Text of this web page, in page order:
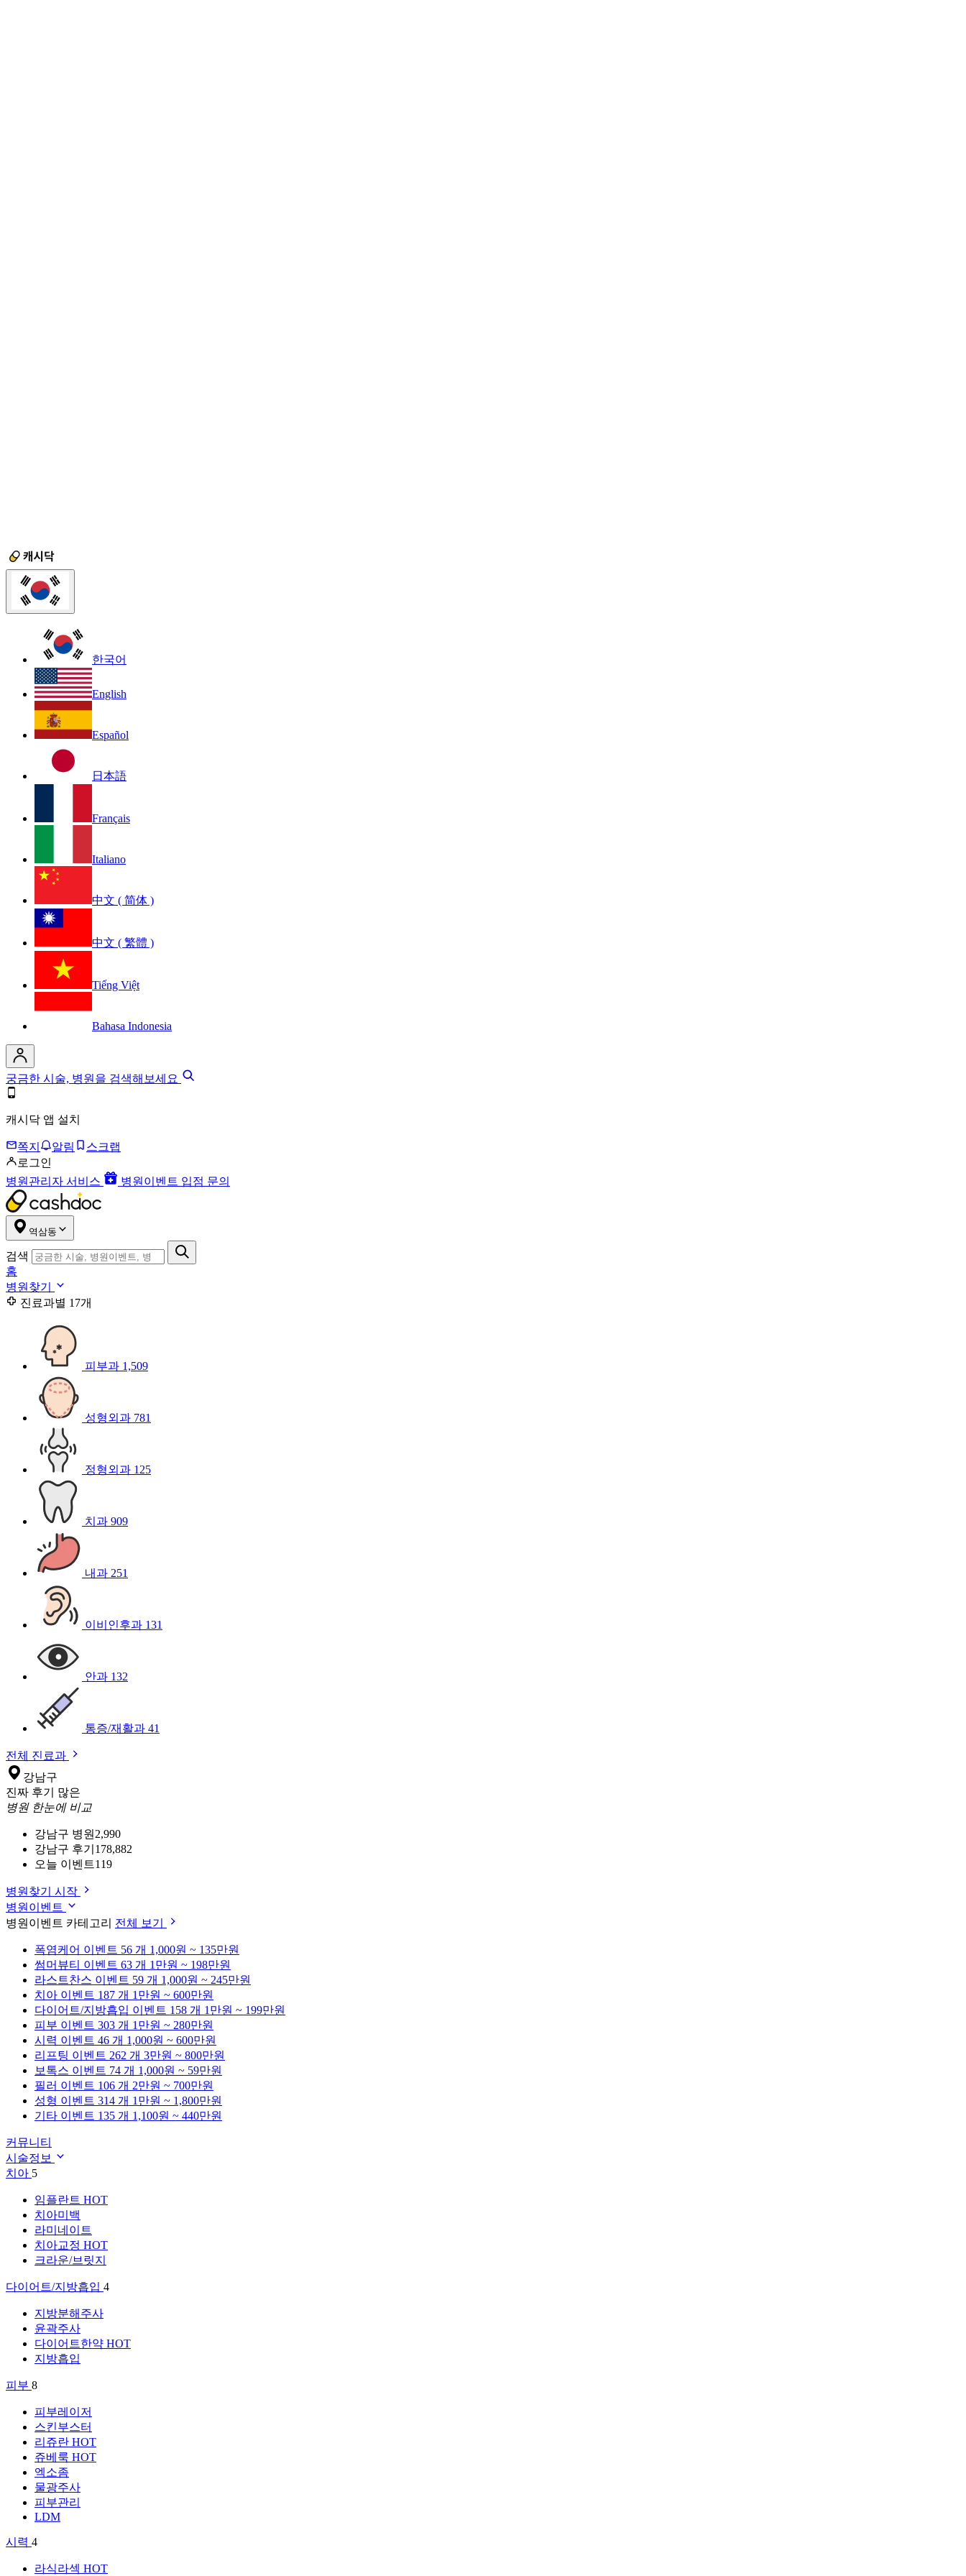
한국어
English
Español
日本語
Français
Italiano
中文 ( 简体 )
中文 ( 繁體 )
Tiếng Việt
Bahasa Indonesia
궁금한 시술, 병원을 검색해보세요
캐시닥 앱 설치
쪽지 알림
스크랩
로그인
병원관리자 서비스
병원이벤트 입점 문의
역삼동
검색
홈
병원찾기
진료과별 17개
피부과 1,509
성형외과 781
정형외과 125
치과 909
내과 251
이비인후과 131
안과 132
통증/재활과 41
전체 진료과
강남구
진짜 후기 많은
병원 한눈에 비교
강남구 병원 2,990
강남구 후기 178,882
오늘 이벤트119
병원찾기 시작
병원이벤트
병원이벤트 카테고리 전체 보기
폭염케어 이벤트 56 개 1,000원 ~ 135만원
썸머뷰티 이벤트 63 개 1만원 ~ 198만원
라스트찬스 이벤트 59 개 1,000원 ~ 245만원
치아 이벤트 187 개 1만원 ~ 600만원
다이어트/지방흡입 이벤트 158 개 1만원 ~ 199만원
피부 이벤트 303 개 1만원 ~ 280만원
시력 이벤트 46 개 1,000원 ~ 600만원
리프팅 이벤트 262 개 3만원 ~ 800만원
보톡스 이벤트 74 개 1,000원 ~ 59만원
필러 이벤트 106 개 2만원 ~ 700만원
성형 이벤트 314 개 1만원 ~ 1,800만원
기타 이벤트 135 개 1,100원 ~ 440만원
커뮤니티
시술정보
치아 5
임플란트 HOT
치아미백
라미네이트
치아교정 HOT
크라운/브릿지
다이어트/지방흡입 4
지방분해주사
윤곽주사
다이어트한약 HOT
지방흡입
피부 8
피부레이저
스킨부스터
리쥬란 HOT
쥬베룩 HOT
엑소좀
물광주사
피부관리
LDM
시력 4
라식라섹 HOT